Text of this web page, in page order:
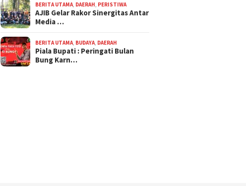
BERITA UTAMA DAERAH PERISTIWA
AJIB Gelar Rakor Sinergitas Antar
Media …
BERITA UTAMA BUDAYA DAERAH
Piala Bupati : Peringati Bulan
Bung Karn…